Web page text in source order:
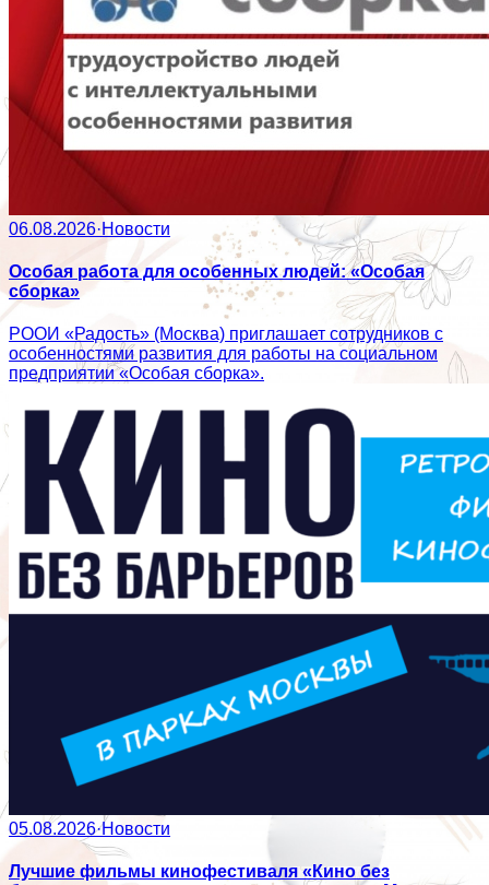
06.08.2026·Новости
Особая работа для особенных людей: «Особая
сборка»
РООИ «Радость» (Москва) приглашает сотрудников с
особенностями развития для работы на социальном
предприятии «Особая сборка».
05.08.2026·Новости
Лучшие фильмы кинофестиваля «Кино без